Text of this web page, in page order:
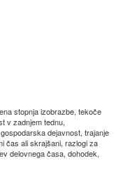
stopnja izobrazbe, tekoče
v zadnjem tednu,
dejavnost, trajanje
čas ali skrajšani, razlogi za
delovnega časa, dohodek,